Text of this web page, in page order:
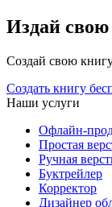
Издай
Создай свою
Создать книгу
Наши услуги
Офлайн-
Простая
Ручная
Буктрейлер
Корректор
Дизайнер